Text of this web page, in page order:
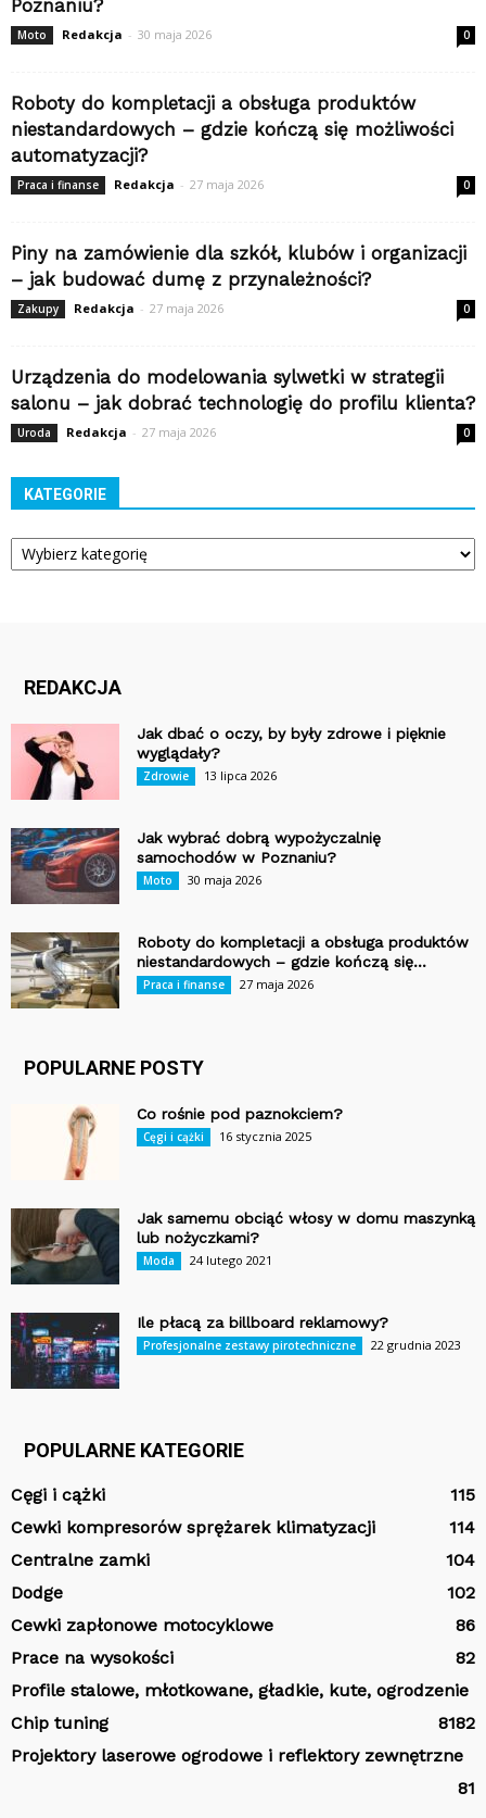
Poznaniu?
Moto Redakcja - 30 maja 2026 0
Roboty do kompletacji a obsługa produktów
niestandardowych – gdzie kończą się możliwości
automatyzacji?
Praca i finanse Redakcja - 27 maja 2026 0
Piny na zamówienie dla szkół, klubów i organizacji
– jak budować dumę z przynależności?
Zakupy Redakcja - 27 maja 2026 0
Urządzenia do modelowania sylwetki w strategii
salonu – jak dobrać technologię do profilu klienta?
Uroda Redakcja - 27 maja 2026 0
KATEGORIE
Kategorie
REDAKCJA
Jak dbać o oczy, by były zdrowe i pięknie
wyglądały?
Zdrowie 13 lipca 2026
Jak wybrać dobrą wypożyczalnię
samochodów w Poznaniu?
Moto 30 maja 2026
Roboty do kompletacji a obsługa produktów
niestandardowych – gdzie kończą się...
Praca i finanse 27 maja 2026
POPULARNE POSTY
Co rośnie pod paznokciem?
Cęgi i cążki 16 stycznia 2025
Jak samemu obciąć włosy w domu maszynką
lub nożyczkami?
Moda 24 lutego 2021
Ile płacą za billboard reklamowy?
Profesjonalne zestawy pirotechniczne 22 grudnia 2023
POPULARNE KATEGORIE
Cęgi i cążki
115
Cewki kompresorów sprężarek klimatyzacji
114
Centralne zamki
104
Dodge
102
Cewki zapłonowe motocyklowe
86
Prace na wysokości
82
Profile stalowe, młotkowane, gładkie, kute, ogrodzenie
82
Chip tuning
81
Projektory laserowe ogrodowe i reflektory zewnętrzne
81